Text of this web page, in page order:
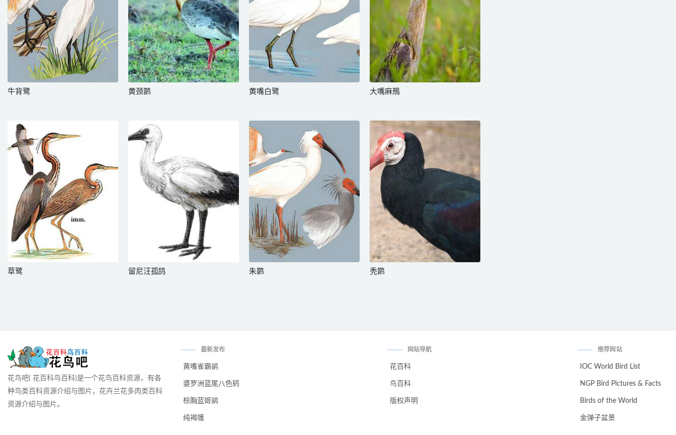
牛背鹭 黄颈鹮 黄嘴白鹭 大嘴麻鳽
草鹭 留尼汪孤鸽 朱鹮 秃鹮
花鸟吧( 花百科鸟百科)是一个花鸟百科资源，有各
种鸟类百科资源介绍与图片，花卉兰花多肉类百科
资源介绍与图片。
最新发布
黄嘴雀霸鹟
婆罗洲蓝尾八色鸫
棕胸蓝姬鹟
纯褐鹱
网站导航
花百科
鸟百科
版权声明
推荐网站
IOC World Bird List
NGP Bird Pictures & Facts
Birds of the World
金弹子盆景